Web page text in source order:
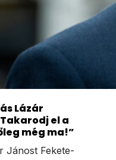
Lázár
el a
még ma!”
Jánost Fekete-